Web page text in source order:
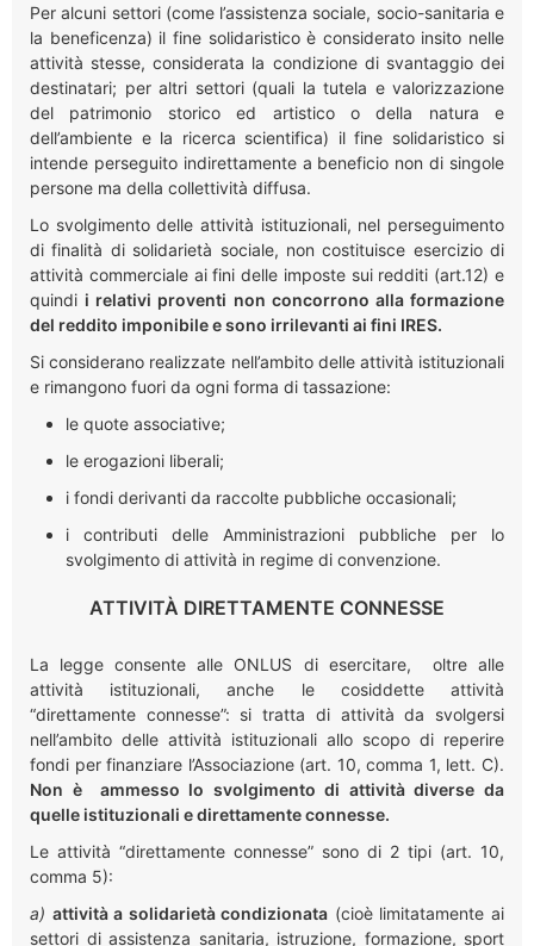
Per alcuni settori (come l’assistenza sociale, socio-sanitaria e
la beneficenza) il fine solidaristico è considerato insito nelle
attività stesse, considerata la condizione di svantaggio dei
destinatari; per altri settori (quali la tutela e valorizzazione
del patrimonio storico ed artistico o della natura e
dell’ambiente e la ricerca scientifica) il fine solidaristico si
intende perseguito indirettamente a beneficio non di singole
persone ma della collettività diffusa.
Lo svolgimento delle attività istituzionali, nel perseguimento
di finalità di solidarietà sociale, non costituisce esercizio di
attività commerciale ai fini delle imposte sui redditi (art.12) e
quindi i relativi proventi non concorrono alla formazione
del reddito imponibile e sono irrilevanti ai fini IRES.
Si considerano realizzate nell’ambito delle attività istituzionali
e rimangono fuori da ogni forma di tassazione:
le quote associative;
le erogazioni liberali;
i fondi derivanti da raccolte pubbliche occasionali;
i contributi delle Amministrazioni pubbliche per lo
svolgimento di attività in regime di convenzione.
ATTIVITÀ DIRETTAMENTE CONNESSE
La legge consente alle ONLUS di esercitare, oltre alle
attività istituzionali, anche le cosiddette attività
“direttamente connesse”: si tratta di attività da svolgersi
nell’ambito delle attività istituzionali allo scopo di reperire
fondi per finanziare l’Associazione (art. 10, comma 1, lett. C).
Non è ammesso lo svolgimento di attività diverse da
quelle istituzionali e direttamente connesse.
Le attività “direttamente connesse” sono di 2 tipi (art. 10,
comma 5):
a) attività a solidarietà condizionata (cioè limitatamente ai
settori di assistenza sanitaria, istruzione, formazione, sport